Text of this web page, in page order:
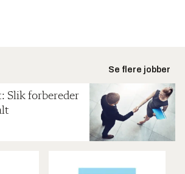
Se flere jobber
Slik forbereder